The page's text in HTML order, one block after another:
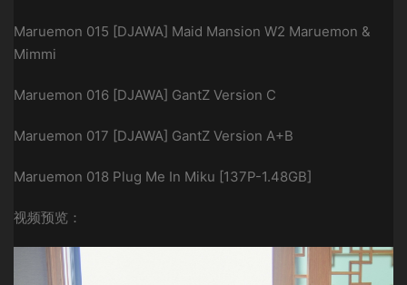
Maruemon 015 [DJAWA] Maid Mansion W2 Maruemon &
Mimmi
Maruemon 016 [DJAWA] GantZ Version C
Maruemon 017 [DJAWA] GantZ Version A+B
Maruemon 018 Plug Me In Miku [137P-1.48GB]
视频预览：